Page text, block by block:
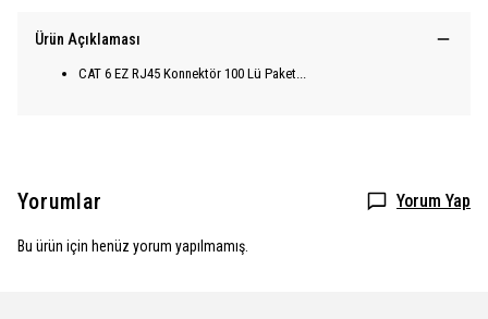
Ürün Açıklaması
CAT 6 EZ RJ45 Konnektör 100 Lü Paket...
Yorumlar Yorum Yap
Bu ürün için henüz yorum yapılmamış.